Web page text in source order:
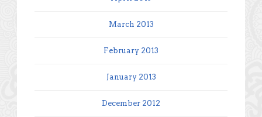
March 2013
February 2013
January 2013
December 2012